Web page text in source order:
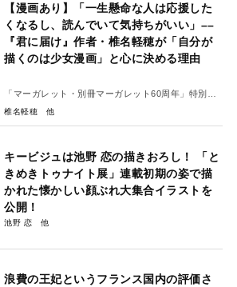
【漫画あり】「一生懸命な人は応援した
くなるし、読んでいて気持ちがいい」––
『君に届け』作者・椎名軽穂が「自分が
描くのは少女漫画」と心に決める理由
「マーガレット・別冊マーガレット60周年」特別イ
ンタビュー#2（後編）
椎名軽穂
キービジュは池野 恋の描きおろし！ 「と
きめきトゥナイト展」連載初期の姿で描
かれた懐かしい顔ぶれ大集合イラストを
公開！
池野 恋
浪費の王妃というフランス国内の評価さ